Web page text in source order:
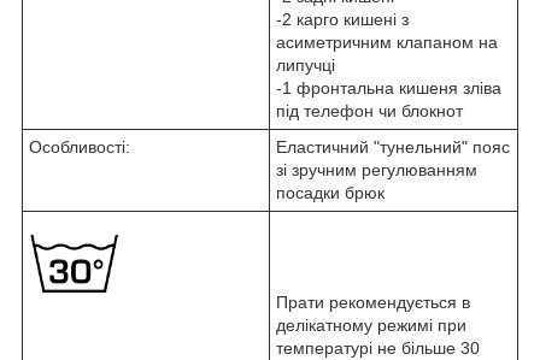
-2 карго кишені з
асиметричним клапаном на
липучці
-1 фронтальна кишеня зліва
під телефон чи блокнот
Особливості:
Еластичний "тунельний" пояс
зі зручним регулюванням
посадки брюк
Прати рекомендується в
делікатному режимі при
температурі не більше 30